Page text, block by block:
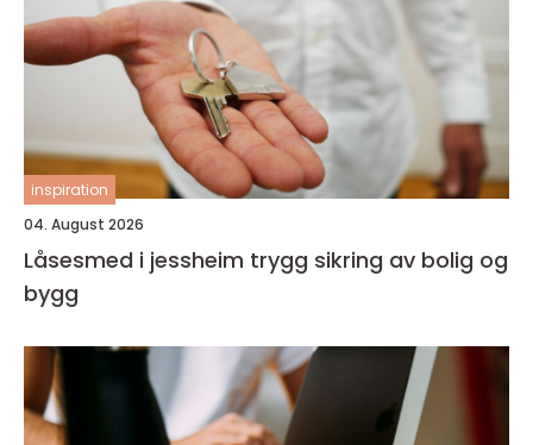
inspiration
04. August 2026
Låsesmed i jessheim trygg sikring av bolig og
bygg